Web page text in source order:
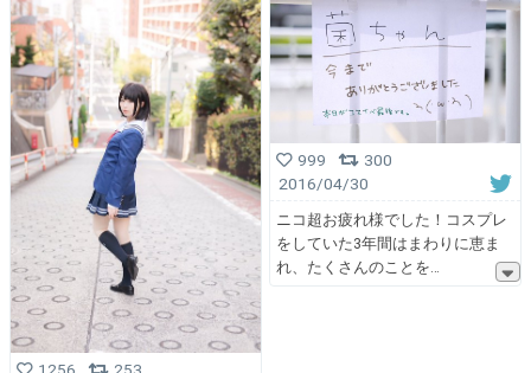
1256
253
999
300
2016/04/30
ニコ超お疲れ様でした！コスプレ
をしていた3年間はまわりに恵ま
れ、たくさんのことを